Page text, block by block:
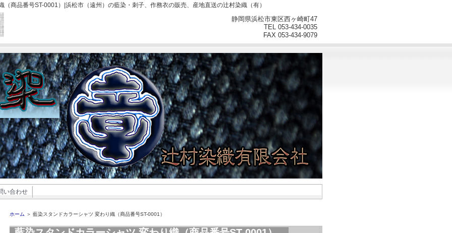
（商品番号ST-0001）|浜松市（遠州）の藍染・刺子、作務衣の販売、産地直送の辻村染織（有）
い合わせ
ホーム ＞ 藍染スタンドカラーシャツ 変わり織（商品番号ST-0001）
静岡県浜松市東区西ヶ崎町47
TEL 053-434-0035
FAX 053-434-9079